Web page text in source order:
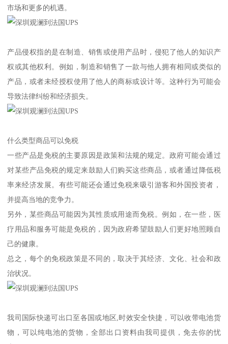
市场和更多的机遇。
产品侵权指的是在制造、销售或使用产品时，侵犯了他人的知识产
权或其他权利。例如，制造和销售了一款与他人拥有相同或类似的
产品，或者未经授权使用了他人的商标或设计等。这种行为可能会
导致法律纠纷和经济损失。
什么类型商品可以免税
一些产品是免税的主要原因是政策和法规的规定。政府可能会通过
对某些产品免税的规定来鼓励人们购买这些商品，或者通过降低税
率来经济发展。有些可能还会通过免税来吸引游客和外国投资者，
并提高当地的竞争力。
另外，某些商品可能因为其性质或用途而免税。例如，在一些，医
疗用品和服务可能是免税的，因为政府希望鼓励人们更好地照顾自
己的健康。
总之，每个的免税政策是不同的，取决于其经济、文化、社会和政
治状况。
我司国际快递可出口至各国或地区,时效安全快捷，可以收带电池货
物，可以纯电池的货物，全部出口资料由我司提供，免去你的忧